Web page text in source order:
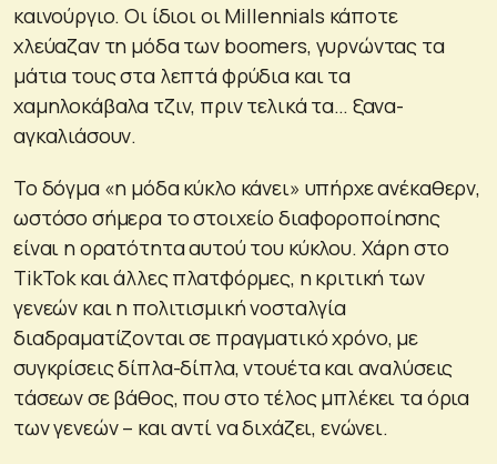
καινούργιο. Οι ίδιοι οι Millennials κάποτε
χλεύαζαν τη μόδα των boomers, γυρνώντας τα
μάτια τους στα λεπτά φρύδια και τα
χαμηλοκάβαλα τζιν, πριν τελικά τα… ξανα-
αγκαλιάσουν.
Το δόγμα «η μόδα κύκλο κάνει» υπήρχε ανέκαθερν,
ωστόσο σήμερα το στοιχείο διαφοροποίησης
είναι η ορατότητα αυτού του κύκλου. Χάρη στο
TikTok και άλλες πλατφόρμες, η κριτική των
γενεών και η πολιτισμική νοσταλγία
διαδραματίζονται σε πραγματικό χρόνο, με
συγκρίσεις δίπλα-δίπλα, ντουέτα και αναλύσεις
τάσεων σε βάθος, που στο τέλος μπλέκει τα όρια
των γενεών – και αντί να διχάζει, ενώνει.